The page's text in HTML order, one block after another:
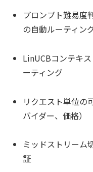
プロンプト難易度
の自動ルーティン
LinUCBコンテキ
ーティング
リクエスト単位の
バイダー、価格）
ミッドストリーム
証